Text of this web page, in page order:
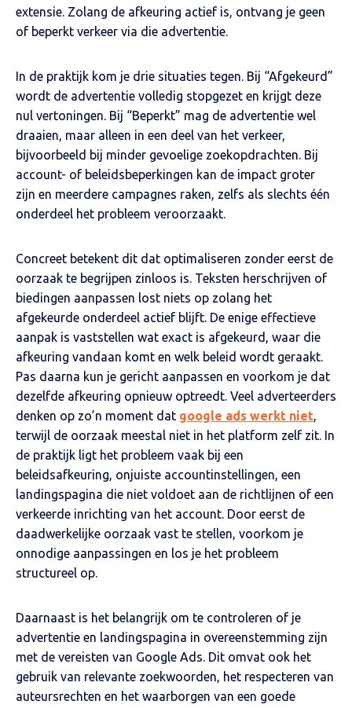
extensie. Zolang de afkeuring actief is, ontvang je geen
of beperkt verkeer via die advertentie.
In de praktijk kom je drie situaties tegen. Bij “Afgekeurd”
wordt de advertentie volledig stopgezet en krijgt deze
nul vertoningen. Bij “Beperkt” mag de advertentie wel
draaien, maar alleen in een deel van het verkeer,
bijvoorbeeld bij minder gevoelige zoekopdrachten. Bij
account- of beleidsbeperkingen kan de impact groter
zijn en meerdere campagnes raken, zelfs als slechts één
onderdeel het probleem veroorzaakt.
Concreet betekent dit dat optimaliseren zonder eerst de
oorzaak te begrijpen zinloos is. Teksten herschrijven of
biedingen aanpassen lost niets op zolang het
afgekeurde onderdeel actief blijft. De enige effectieve
aanpak is vaststellen wat exact is afgekeurd, waar die
afkeuring vandaan komt en welk beleid wordt geraakt.
Pas daarna kun je gericht aanpassen en voorkom je dat
dezelfde afkeuring opnieuw optreedt. Veel adverteerders
denken op zo’n moment dat google ads werkt niet,
terwijl de oorzaak meestal niet in het platform zelf zit. In
de praktijk ligt het probleem vaak bij een
beleidsafkeuring, onjuiste accountinstellingen, een
landingspagina die niet voldoet aan de richtlijnen of een
verkeerde inrichting van het account. Door eerst de
daadwerkelijke oorzaak vast te stellen, voorkom je
onnodige aanpassingen en los je het probleem
structureel op.
Daarnaast is het belangrijk om te controleren of je
advertentie en landingspagina in overeenstemming zijn
met de vereisten van Google Ads. Dit omvat ook het
gebruik van relevante zoekwoorden, het respecteren van
auteursrechten en het waarborgen van een goede